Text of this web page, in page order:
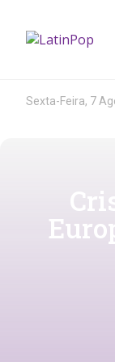
Sexta-Feira, 7